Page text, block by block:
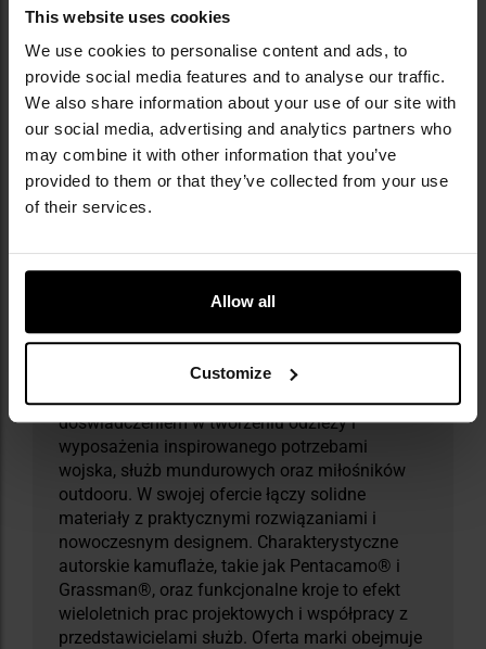
This website uses cookies
We use cookies to personalise content and ads, to
provide social media features and to analyse our traffic.
We also share information about your use of our site with
our social media, advertising and analytics partners who
may combine it with other information that you’ve
provided to them or that they’ve collected from your use
of their services.
Allow all
Customize
Grubość nici: 1/32
Producent: Pentagon, Grecja
Informacja o producencie i bezpieczeństwo
marki Pentagon w Polsce.
Pentagon Tactical to marka z ponad 30-letnim
doświadczeniem w tworzeniu odzieży i
wyposażenia inspirowanego potrzebami
wojska, służb mundurowych oraz miłośników
outdooru. W swojej ofercie łączy solidne
materiały z praktycznymi rozwiązaniami i
nowoczesnym designem. Charakterystyczne
autorskie kamuflaże, takie jak Pentacamo® i
Grassman®, oraz funkcjonalne kroje to efekt
wieloletnich prac projektowych i współpracy z
przedstawicielami służb. Oferta marki obejmuje